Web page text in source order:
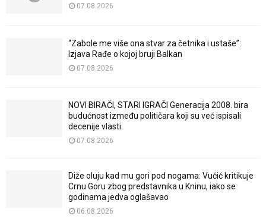
07.08.2026
“Zabole me više ona stvar za četnika i ustaše”:
Izjava Rađe o kojoj bruji Balkan
07.08.2026
NOVI BIRAČI, STARI IGRAČI Generacija 2008. bira
budućnost između političara koji su već ispisali
decenije vlasti
07.08.2026
Diže oluju kad mu gori pod nogama: Vučić kritikuje
Crnu Goru zbog predstavnika u Kninu, iako se
godinama jedva oglašavao
06.08.2026